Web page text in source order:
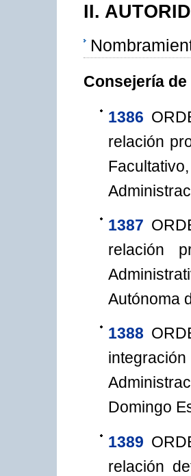
II.
Consejería
1386
relación
1387
relación
Autónoma
1388
Domingo
1389
relación